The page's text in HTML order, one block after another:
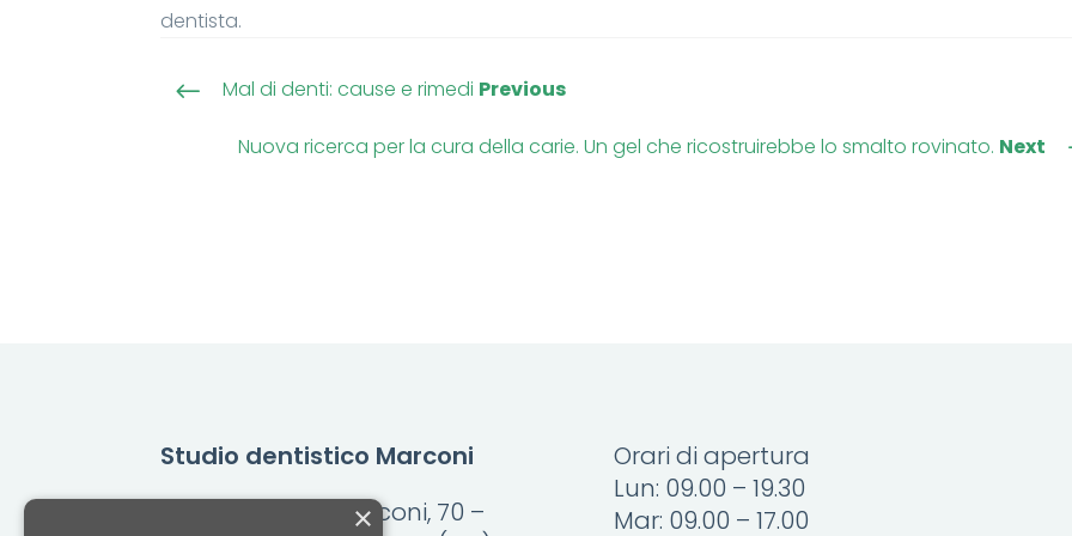
dentista.
# Mal di denti: cause e rimedi Previous
Nuova ricerca per la cura della carie. Un gel che ricostruirebbe lo smalto rovinato. Next
Studio dentistico Marconi
Via Guglielmo Marconi, 70 –
Orari di apertura
Lun: 09.00 – 19.30
Mar: 09.00 – 17.00
×